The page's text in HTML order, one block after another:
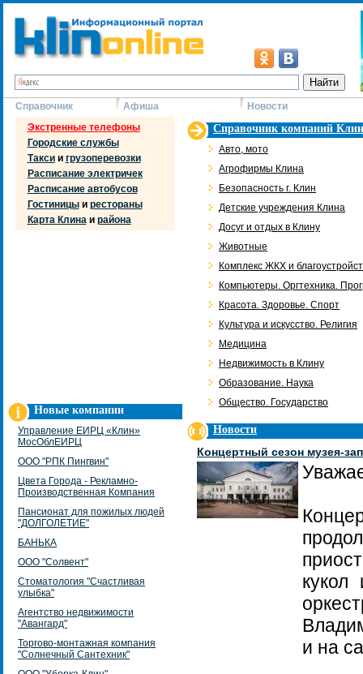
Справочник Афиша
Новости
Экстренные телефоны
Городские службы
Таксии грузоперевозки
Расписание электричек
Расписание автобусов
Гостиницыи рестораны
Карта Клинаи района
Новые компании
Управление ЕИРЦ «Клин»
МосОблЕИРЦ
ООО "РПК Пингвин"
Цвета Города - Рекламно-
Производственная Компания
Пансионат для пожилых людей
"ДОЛГОЛЕТИЕ"
БАНЬКА
ООО "Солвент"
Стоматология "Счастливая
улыбка"
Агентство недвижимости
"Авангард"
Торгово-монтажная компания
"Солнечный Сантехник"
Справочник компаний
Авто, мото
Агрофирмы Клина
Безопасность г. Клин
Детские учреждения Клина
Досуг и отдых в Клину
Животные
Комплекс ЖКХ и
Компьютеры. Оргтехника.
Красота. Здоровье. Спорт
Культура и искусство. Религия
Медицина
Недвижимость в Клину
Образование. Наука
Общество. Государство
Новости
Концертный сезон музея-
кукол
и на